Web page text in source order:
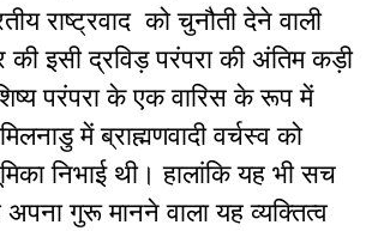
राष्ट्रवाद को चुनौती देने वाली
की इसी द्रविड़ परंपरा की अंतिम कड़ी
परंपरा के एक वारिस के रूप में
में ब्राह्मणवादी वर्चस्व को
निभाई थी। हालांकि यह भी सच
अपना गुरू मानने वाला यह व्यक्तित्व